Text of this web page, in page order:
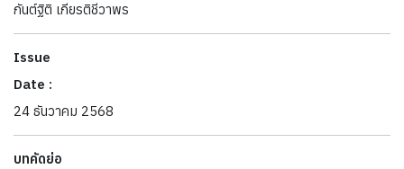
กันต์ฐิติ เกียรติชีวาพร
Issue
Date :
24 ธันวาคม 2568
บทคัดย่อ